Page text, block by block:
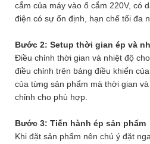
cắm của máy vào ổ cắm 220V, có
điện có sự ổn định, hạn chế tối đa
Bước 2: Setup thời gian ép và
Điều chỉnh thời gian và nhiệt độ
điều chỉnh trên bảng điều khiển
của từng sản phẩm mà thời gian
chỉnh cho phù hợp.
Bước 3: Tiến hành ép sản phẩm
Khi đặt sản phẩm nên chú ý đặt